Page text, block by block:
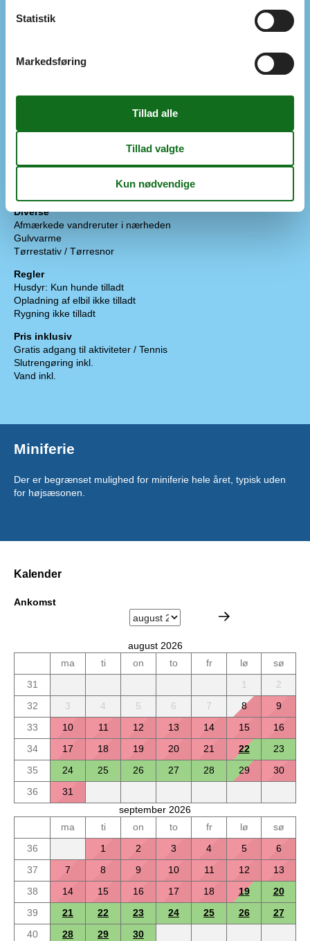
Ekstra
Golfferie
Udenfor
Havemøbler
Parkering på grunden
Diverse
Afmærkede vandreruter i nærheden
Gulvvarme
Tørrestativ / Tørresnor
Regler
Husdyr: Kun hunde tilladt
Opladning af elbil ikke tilladt
Rygning ikke tilladt
Pris inklusiv
Gratis adgang til aktiviteter / Tennis
Slutrengøring inkl.
Vand inkl.
Miniferie
Der er begrænset mulighed for miniferie hele året, typisk uden
for højsæsonen.
Kalender
Ankomst
august 2026
ma
ti on to fr lø
sø
31
1
2
32
3 4 5 6 7 8
9
33
10 11 12 13 14 15
16
34
17 18 19 20 21 22
23
35
24 25 26 27 28 29
30
36
31
september 2026
ma
ti on to fr lø
sø
36
1 2 3 4 5
6
37
7 8 9 10 11 12
13
38
14 15 16 17 18 19
20
39
21 22 23 24 25 26
27
40
28 29
30
Statistik
Markedsføring